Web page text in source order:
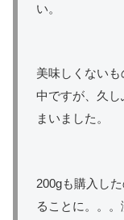
い。
美味しくない
中ですが、久
まいました。
200gも購入し
ることに。。。